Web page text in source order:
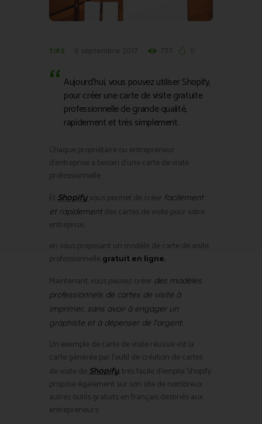
TIPS
Aujourd’hui, vous pouvez utiliser Shopify,
pour créer une carte de visite gratuite
professionnelle de grande qualité,
rapidement et très simplement.
Chaque propriétaire ou entrepreneur
d’entreprise a besoin d’une carte de visite
professionnelle.
Et Shopify vous permet de créer facilement
et rapidementdes cartes de visite pour votre
entreprise,
en vous proposant un modèle de carte de visite
professionnelle gratuit en ligne.
Maintenant, vous pouvez créer des modèles
professionnels de cartes de visite à
imprimer, sans avoir à engager un
graphiste et à dépenser de l’argent.
Un exemple de carte de visite réussie est la
carte générée par l’outil de création de cartes
de visite de Shopify, très facile d’emploi Shopify
propose également sur son site de nombreux
autres outils gratuits en français destinés aux
entrepreneurs